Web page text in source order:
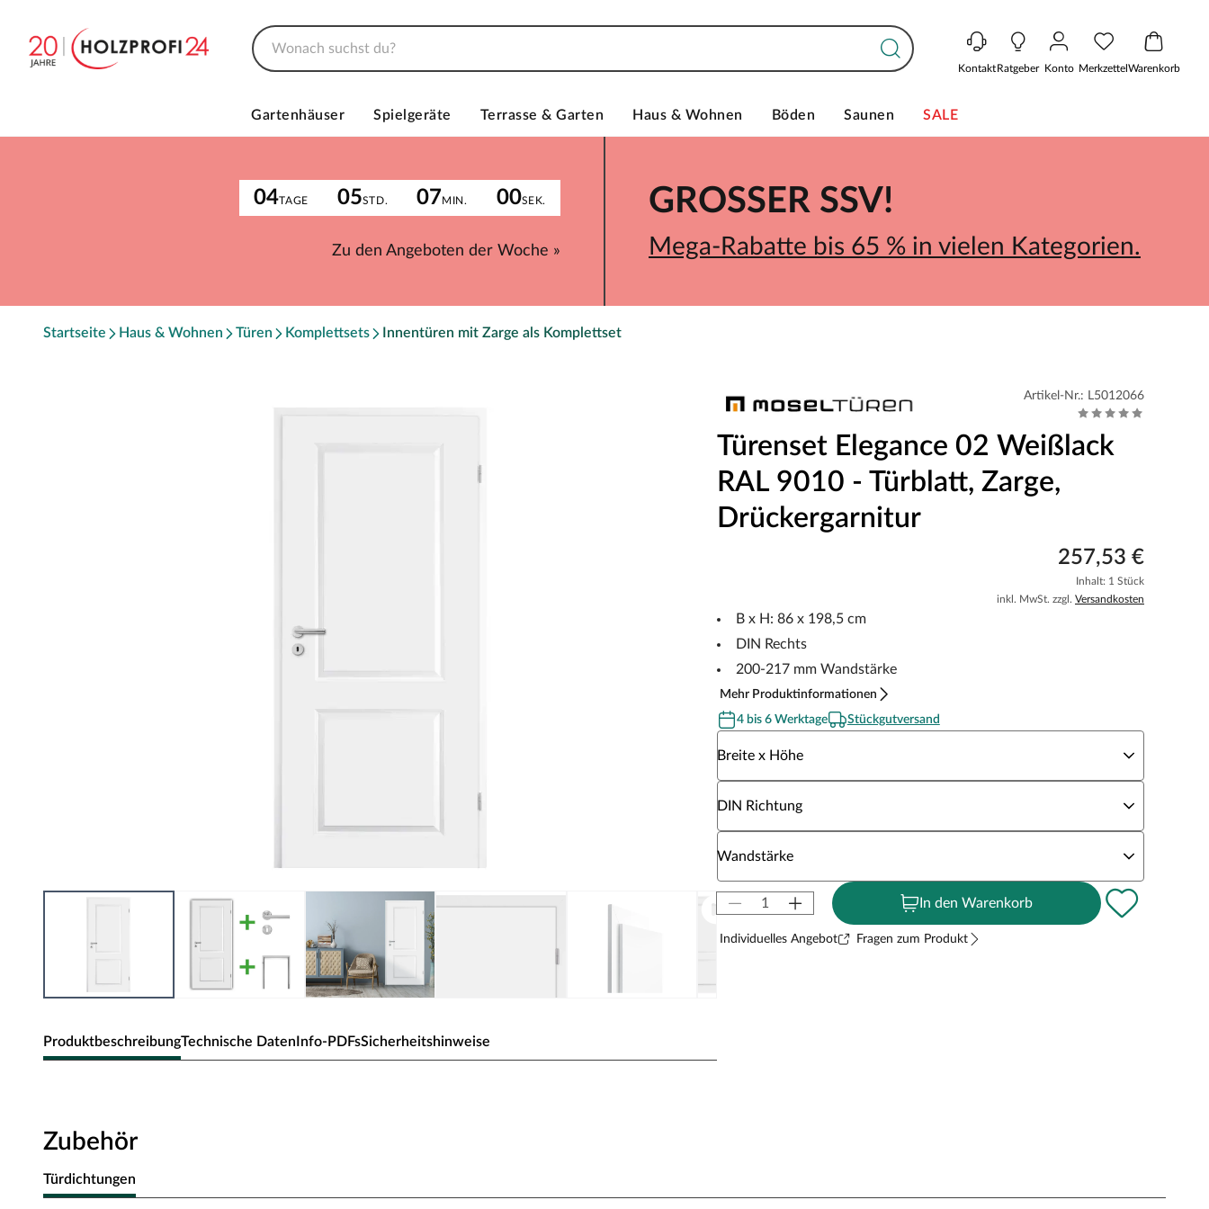
KontaktRatgeber Konto MerkzettelWarenkorb
Gartenhäuser Spielgeräte Terrasse & Garten Haus & Wohnen Böden Saunen SALE
04TAGE 05STD. 07MIN. 00SEK.
Zu den Angeboten der Woche »
GROSSER SSV!
Mega-Rabatte bis 65 % in vielen Kategorien.
Startseite Haus & Wohnen Türen Komplettsets Innentüren mit Zarge als Komplettset
ProduktbeschreibungTechnische DatenInfo-PDFsSicherheitshinweise
Klassische Zimmertür mit Weißlack und Rundkante.
Oberfläche - Weißlack
Diese Weißlack-Oberfläche ist im Weißton RAL 9010 (Reinweiß) gehalten, einem der gebräuchlichsten Weißtöne,
Artikel-Nr.: L5012066
Türenset Elegance 02 Weißlack
RAL 9010 - Türblatt, Zarge,
Drückergarnitur
257,53 €
Inhalt: 1 Stück
inkl. MwSt. zzgl. Versandkosten
B x H: 86 x 198,5 cm
DIN Rechts
200-217 mm Wandstärke
Mehr Produktinformationen
4 bis 6 Werktage
Stückgutversand
Breite x Höhe
DIN Richtung
Wandstärke
In den Warenkorb
Individuelles Angebot Fragen zum Produkt
Zubehör
Türdichtungen